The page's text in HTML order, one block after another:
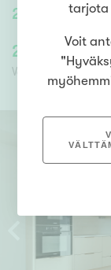
26,5 /26,5
266 000,00 €
Velaton hinta
tarjota
Voit